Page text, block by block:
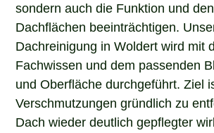
sondern auch die Funktion und
Dachflächen beeinträchtigen.
Dachreinigung in Woldert wird mit
Fachwissen und dem passenden
und Oberfläche durchgeführt. Ziel
Verschmutzungen gründlich zu
Dach wieder deutlich gepflegter